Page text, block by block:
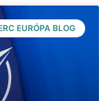
EURÓPA BLOG